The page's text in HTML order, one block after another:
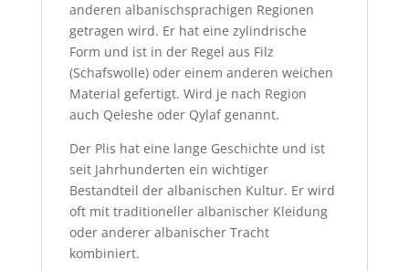
anderen albanischsprachigen Regionen
getragen wird. Er hat eine zylindrische
Form und ist in der Regel aus Filz
(Schafswolle) oder einem anderen weichen
Material gefertigt. Wird je nach Region
auch Qeleshe oder Qylaf genannt.
Der Plis hat eine lange Geschichte und ist
seit Jahrhunderten ein wichtiger
Bestandteil der albanischen Kultur. Er wird
oft mit traditioneller albanischer Kleidung
oder anderer albanischer Tracht
kombiniert.